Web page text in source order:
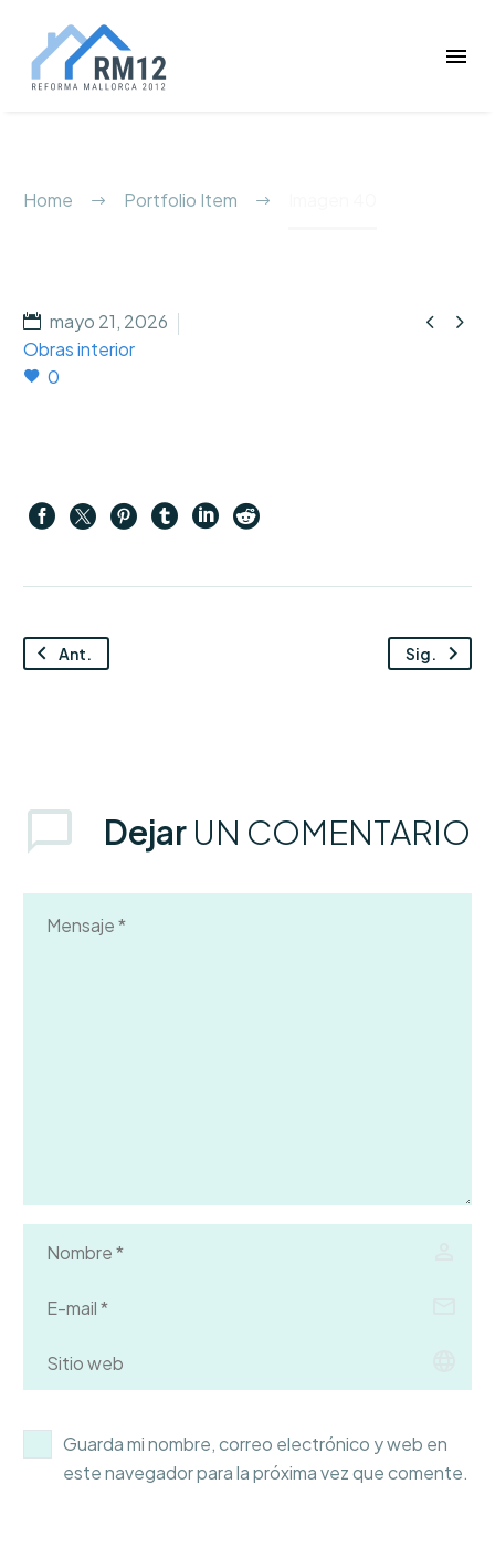
Home Portfolio Item
 
mayo 21, 2026
Obras interior
0
Ant. Sig.
Dejar UN COMENTARIO
Guarda mi nombre, correo electrónico y web en
este navegador para la próxima vez que comente.